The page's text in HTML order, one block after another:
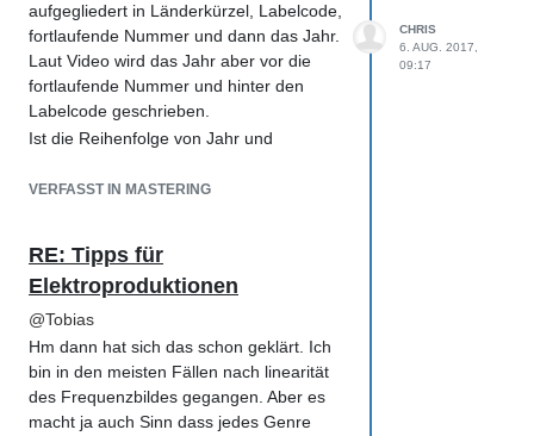
aufgegliedert in Länderkürzel, Labelcode,
fortlaufende Nummer und dann das Jahr.
Laut Video wird das Jahr aber vor die
fortlaufende Nummer und hinter den
Labelcode geschrieben.
Ist die Reihenfolge von Jahr und
Beste Grüße
VERFASST IN MASTERING
CHRIS
6. AUG. 2017,
09:17
RE: Tipps für
Elektroproduktionen
@Tobias
Hm dann hat sich das schon geklärt. Ich
bin in den meisten Fällen nach linearität
des Frequenzbildes gegangen. Aber es
macht ja auch Sinn dass jedes Genre